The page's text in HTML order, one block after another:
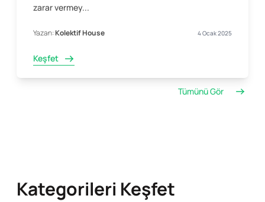
zarar vermey...
Yazan:Kolektif House 4 Ocak 2025
Keşfet
Tümünü Gör
Kategorileri Keşfet